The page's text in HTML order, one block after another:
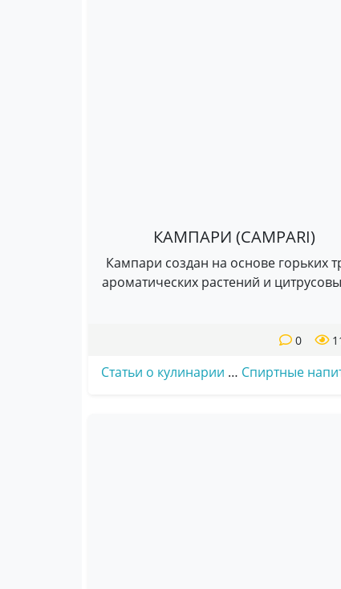
КАМПАРИ (CAMPARI)
Кампари создан на основе горьких
ароматических растений и
0
Статьи о кулинарии … Спиртные